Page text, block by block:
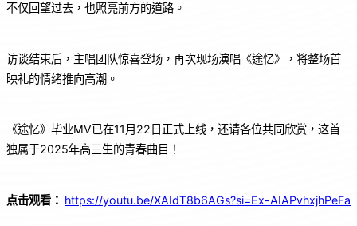
不仅回望过去，也照亮前方的道路。
访谈结束后，主唱团队惊喜登场，再次现场演唱《途忆》，将整场首
映礼的情绪推向高潮。
《途忆》毕业MV已在11月22日正式上线，还请各位共同欣赏，这首
独属于2025年高三生的青春曲目！
点击观看： https://youtu.be/XAIdT8b6AGs?si=Ex-AIAPvhxjhPeFa